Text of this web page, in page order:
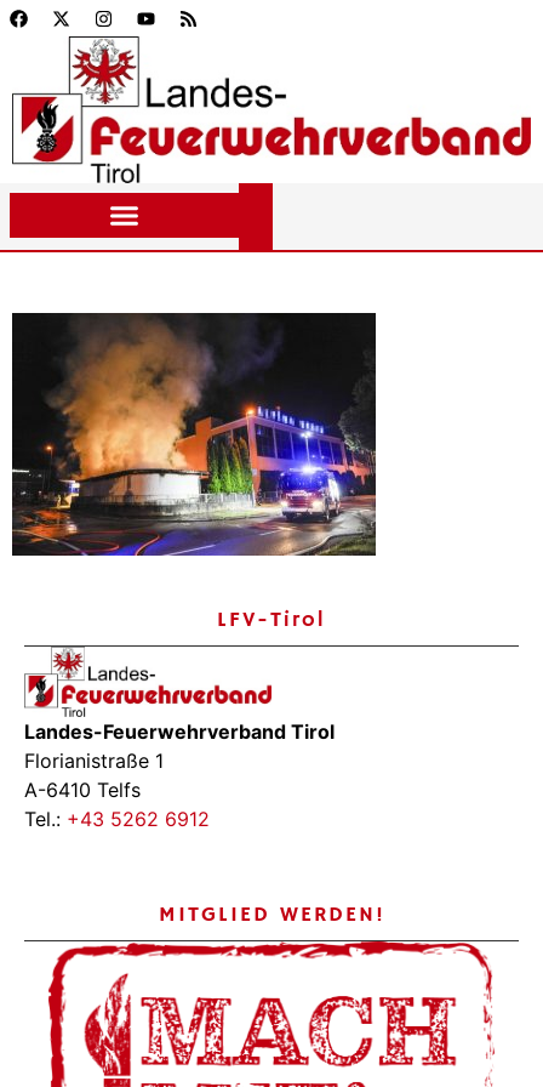
LFV-Tirol
Landes-Feuerwehrverband Tirol
Florianistraße 1
A-6410 Telfs
Tel.: +43 5262 6912
MITGLIED WERDEN!